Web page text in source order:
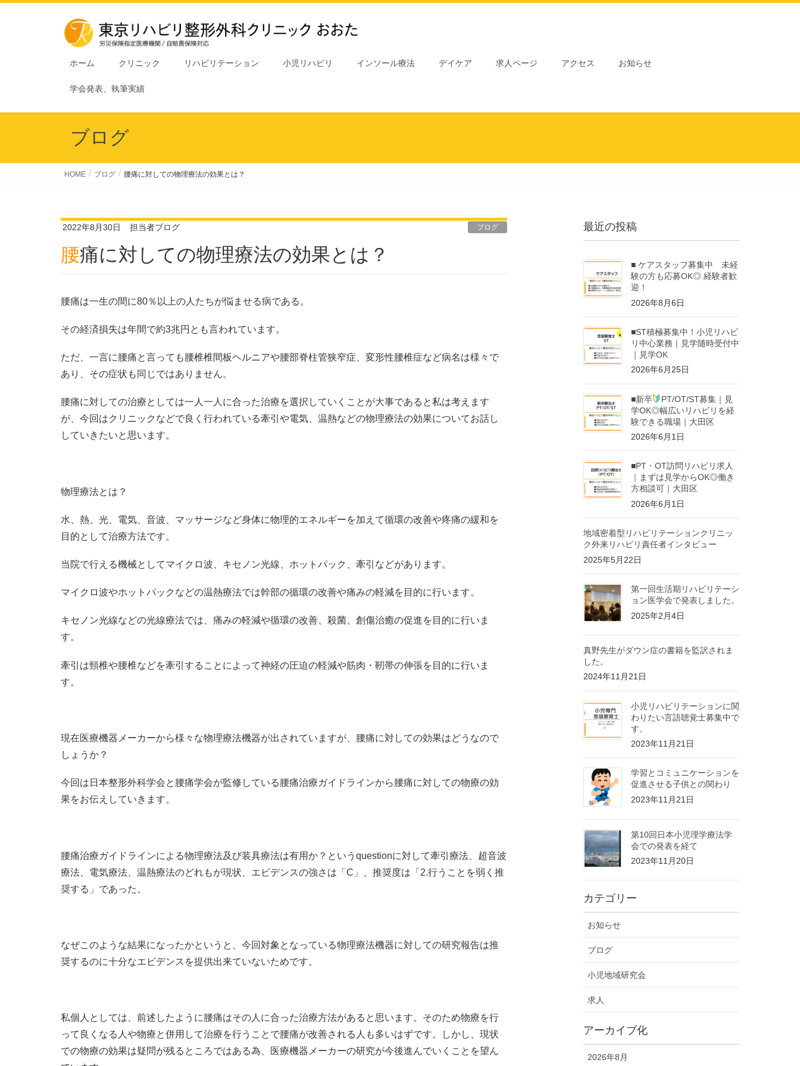
ホーム クリニック リハビリテーション 小児リハビリ インソール療法 デイケア 求人ページ アクセス お知らせ
学会発表、執筆実績
ブログ
HOME ブログ 腰痛に対しての物理療法の効果とは？
2022年8月30日 担当者ブログ ブログ
腰痛に対しての物理療法の効果とは？
腰痛は一生の間に80％以上の人たちが悩ませる病である。
その経済損失は年間で約3兆円とも言われています。
ただ、一言に腰痛と言っても腰椎椎間板ヘルニアや腰部脊柱管狭窄症、変形性腰椎症など病名は様々で
あり、その症状も同じではありません。
腰痛に対しての治療としては一人一人に合った治療を選択していくことが大事であると私は考えます
が、今回はクリニックなどで良く行われている牽引や電気、温熱などの物理療法の効果についてお話し
していきたいと思います。
物理療法とは？
水、熱、光、電気、音波、マッサージなど身体に物理的エネルギーを加えて循環の改善や疼痛の緩和を
目的として治療方法です。
当院で行える機械としてマイクロ波、キセノン光線、ホットパック、牽引などがあります。
マイクロ波やホットパックなどの温熱療法では幹部の循環の改善や痛みの軽減を目的に行います。
キセノン光線などの光線療法では、痛みの軽減や循環の改善、殺菌、創傷治癒の促進を目的に行いま
す。
牽引は頸椎や腰椎などを牽引することによって神経の圧迫の軽減や筋肉・靭帯の伸張を目的に行いま
す。
現在医療機器メーカーから様々な物理療法機器が出されていますが、腰痛に対しての効果はどうなので
しょうか？
今回は日本整形外科学会と腰痛学会が監修している腰痛治療ガイドラインから腰痛に対しての物療の効
果をお伝えしていきます。
腰痛治療ガイドラインによる物理療法及び装具療法は有用か？というquestionに対して牽引療法、超音波
療法、電気療法、温熱療法のどれもが現状、エビデンスの強さは「C」、推奨度は「2.行うことを弱く推
奨する」であった。
なぜこのような結果になったかというと、今回対象となっている物理療法機器に対しての研究報告は推
奨するのに十分なエビデンスを提供出来ていないためです。
私個人としては、前述したように腰痛はその人に合った治療方法があると思います。そのため物療を行
って良くなる人や物療と併用して治療を行うことで腰痛が改善される人も多いはずです。しかし、現状
での物療の効果は疑問が残るところではある為、医療機器メーカーの研究が今後進んでいくことを望ん
最近の投稿
■ ケアスタッフ募集中 未経
験の方も応募OK◎ 経験者歓
迎！
2026年8月6日
■ST積極募集中！小児リハビ
リ中心業務｜見学随時受付中
｜見学OK
2026年6月25日
■新卒
PT/OT/ST募集｜見
学OK◎幅広いリハビリを経
験できる職場｜大田区
2026年6月1日
■PT・OT訪問リハビリ求人
｜まずは見学からOK◎働き
方相談可｜大田区
2026年6月1日
地域密着型リハビリテーションクリニッ
ク外来リハビリ責任者インタビュー
2025年5月22日
第一回生活期リハビリテーシ
ョン医学会で発表しました。
2025年2月4日
真野先生がダウン症の書籍を監訳されま
した。
2024年11月21日
小児リハビリテーションに関
わりたい言語聴覚士募集中で
す。
2023年11月21日
学習とコミュニケーションを
促進させる子供との関わり
2023年11月21日
第10回日本小児理学療法学
会での発表を経て
2023年11月20日
カテゴリー
お知らせ
ブログ
小児地域研究会
求人
アーカイブ化
2026年8月